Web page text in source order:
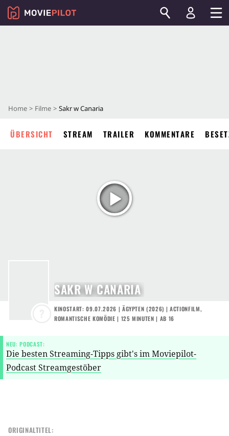
Home Filme Sakr w Canaria
ÜBERSICHT STREAM TRAILER KOMMENTARE
SAKR W CANARIA
KINOSTART: 09.07.2026 | ÄGYPTEN (2026) |ACTIONFILM,
ROMANTISCHE KOMÖDIE | 125 MINUTEN | AB 16
NEU: PODCAST:
Die besten Streaming-Tipps gibt's im Moviepilot-
Podcast Streamgestöber
ORIGINALTITEL: